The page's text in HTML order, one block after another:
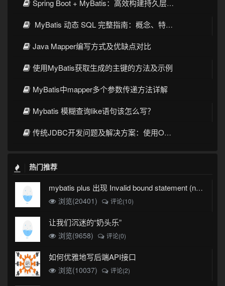
Spring Boot + MyBatis：高效构建持久层的最佳实践
MyBatis 动态 SQL 完整指南：概念、特性与实例
Java Mapper编写方式及优缺点对比
使用MyBatis获取生成的主键的方法及示例
MyBatis中mapper多个参数传递方法详解
Mybatis 模糊查询like语句该怎么写？
传统JDBC开发问题及解决方案：使用ORM框架提升开发效率
热门推荐
mybatis plus 出现 Invalid bound statement (not found)
浏览(20401)
评论(10)
让我们沉迷的“奶头乐”
浏览(9658) 评论(0)
如何优雅地写后端API接口
浏览(10037) 评论(2)